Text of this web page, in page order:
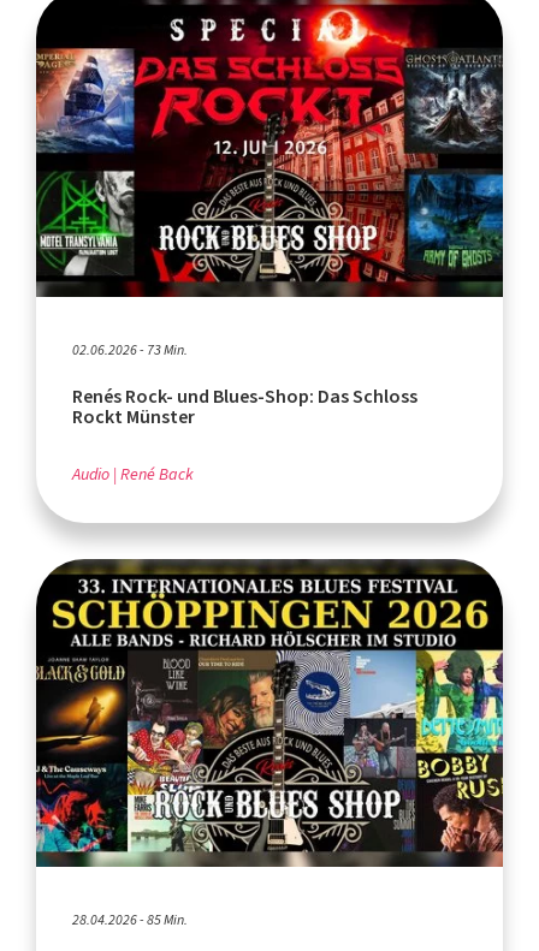
02.06.2026 - 73 Min.
Renés Rock- und Blues-Shop: Das Schloss
Rockt Münster
Audio René Back
28.04.2026 - 85 Min.